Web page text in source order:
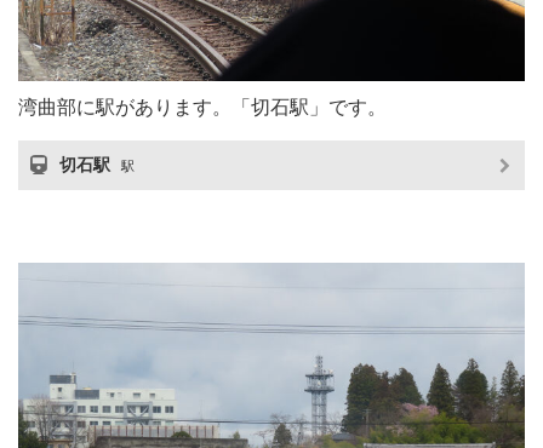
湾曲部に駅があります。「切石駅」です。
切石駅 駅